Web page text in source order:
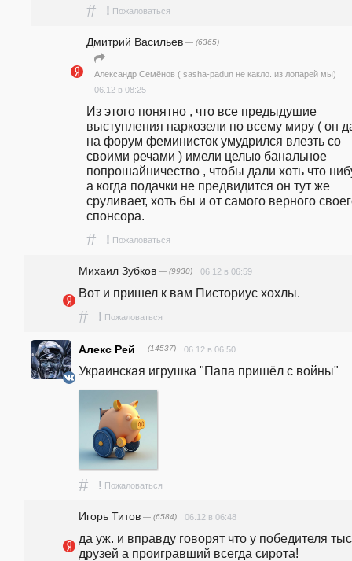
# ! Пожаловаться
Дмитрий Васильев — (6365)
Александр Семёнов ( sasha-padun не какло. из лопарей мы)
06.12 в 08:25
Из этого понятно , что все предыдушие
выступления наркозели по всему миру ( он
на форум феминисток умудрился влезть со
своими речами ) имели целью банальное
попрошайничество , чтобы дали хоть что
а когда подачки не предвидится он тут же
сруливает, хоть бы и от самого верного
спонсора.
# ! Пожаловаться
Михаил Зубков — (9930) 06.12 в 06:59
Вот и пришел к вам Писториус хохлы.
# ! Пожаловаться
Алекс Рей — (14537) 06.12 в 06:50
Украинская игрушка "Папа пришёл с войны"
# ! Пожаловаться
Игорь Титов — (6584) 06.12 в 06:48
да уж. и вправду говорят что у победителя
друзей а проигравший всегда сирота!